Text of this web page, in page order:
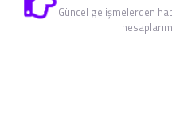
Güncel gelişmelerden